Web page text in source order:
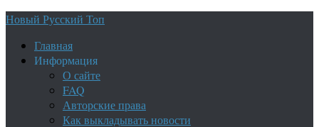
Новый Русский Топ
Главная
Информация
О сайте
FAQ
Авторские права
Как выкладывать новости